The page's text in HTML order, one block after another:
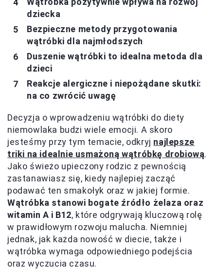
dziecka
Bezpieczne metody przygotowania
wątróbki dla najmłodszych
Duszenie wątróbki to idealna metoda dla
dzieci
Reakcje alergiczne i niepożądane skutki:
na co zwrócić uwagę
Decyzja o wprowadzeniu wątróbki do diety
niemowlaka budzi wiele emocji. A skoro
jesteśmy przy tym temacie, odkryj najlepsze
triki na idealnie usmażoną wątróbkę drobiową.
Jako świeżo upieczony rodzic z pewnością
zastanawiasz się, kiedy najlepiej zacząć
podawać ten smakołyk oraz w jakiej formie.
Wątróbka stanowi bogate źródło żelaza oraz
witamin A i B12, które odgrywają kluczową rolę
w prawidłowym rozwoju malucha. Niemniej
jednak, jak każda nowość w diecie, także i
wątróbka wymaga odpowiedniego podejścia
oraz wyczucia czasu.